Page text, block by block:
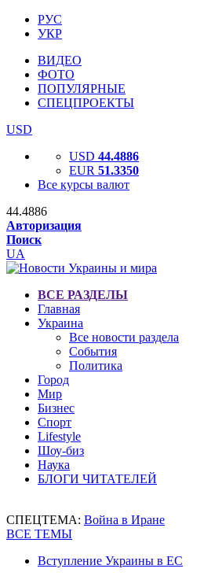
РУС
УКР
ВИДЕО
ФОТО
ПОПУЛЯРНЫЕ
СПЕЦПРОЕКТЫ
USD
USD 44.4886
EUR 51.3350
Все курсы валют
44.4886
Авторизация
Поиск
UA
ВСЕ РАЗДЕЛЫ
Главная
Украина
Все новости раздела
События
Политика
Город
Мир
Бизнес
Спорт
Lifestyle
Шоу-биз
Наука
БЛОГИ ЧИТАТЕЛЕЙ
СПЕЦТЕМА: Война в Иране
ВСЕ ТЕМЫ
Вступление Украины в ЕС